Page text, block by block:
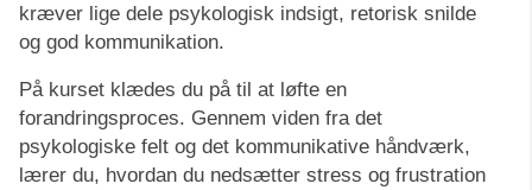
kræver lige dele psykologisk indsigt, retorisk snilde
og god kommunikation.
På kurset klædes du på til at løfte en
forandringsproces. Gennem viden fra det
psykologiske felt og det kommunikative håndværk,
lærer du, hvordan du nedsætter stress og frustration